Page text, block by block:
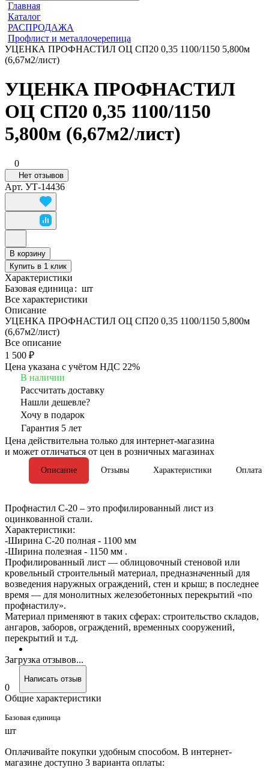
Главная
Каталог
РАСПРОДАЖА
Профлист и металлочерепица
УЦЕНКА ПРОФНАСТИЛ ОЦ СП20 0,35 1100/1150 5,800м
(6,67м2/лист)
УЦЕНКА ПРОФНАСТИЛ
ОЦ СП20 0,35 1100/1150
5,800м (6,67м2/лист)
0
Нет отзывов
Арт. УТ-14436
В корзину
Купить в 1 клик
Характеристики
Базовая единица : шт
Все характеристики
Описание
УЦЕНКА ПРОФНАСТИЛ ОЦ СП20 0,35 1100/1150 5,800м
(6,67м2/лист)
Все описание
1 500 ₽
Цена указана с учётом НДС 22%
В наличии
Рассчитать доставку
Нашли дешевле?
Хочу в подарок
Гарантия 5 лет
Цена действительна только для интернет-магазина
и может отличаться от цен в розничных магазинах
Описание Отзывы Характеристики Оплата
Профнастил С-20 – это профилированный лист из
оцинкованной стали.
Характеристики:
-Ширина С-20 полная - 1100 мм
-Ширина полезная - 1150 мм .
Профилированный лист — облицовочный стеновой или
кровельный строительный материал, предназначенный для
возведения наружных ограждений, стен и крыш; в последнее
время — для монолитных железобетонных перекрытий «по
профнастилу».
Материал применяют в таких сферах: строительство складов,
ангаров, заборов, ограждений, временных сооружений,
перекрытий и т.д.
Загрузка отзывов...
0
Написать отзыв
Общие характеристики
Базовая единица
шт
Оплачивайте покупки удобным способом. В интернет-
магазине доступно 3 варианта оплаты: